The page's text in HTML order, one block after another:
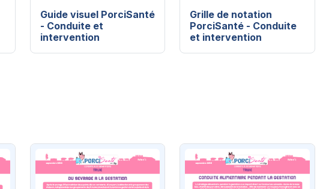
Guide visuel PorciSanté
- Conduite et
intervention
Grille de notation
PorciSanté - Conduite
et intervention